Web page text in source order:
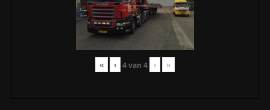
« ‹ 4van 4 › »